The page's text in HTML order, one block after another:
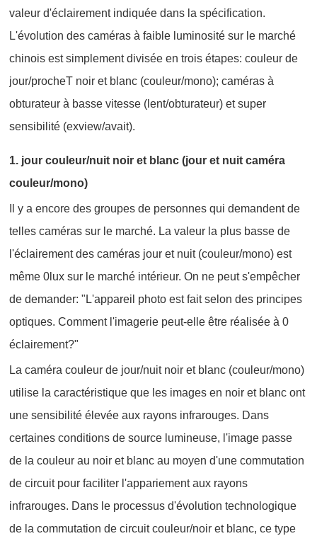
valeur d'éclairement indiquée dans la spécification.
L'évolution des caméras à faible luminosité sur le marché
chinois est simplement divisée en trois étapes: couleur de
jour/procheT noir et blanc (couleur/mono); caméras à
obturateur à basse vitesse (lent/obturateur) et super
sensibilité (exview/avait).
1. jour couleur/nuit noir et blanc (jour et nuit caméra
couleur/mono)
Il y a encore des groupes de personnes qui demandent de
telles caméras sur le marché. La valeur la plus basse de
l'éclairement des caméras jour et nuit (couleur/mono) est
même 0lux sur le marché intérieur. On ne peut s'empêcher
de demander: "L'appareil photo est fait selon des principes
optiques. Comment l'imagerie peut-elle être réalisée à 0
éclairement?"
La caméra couleur de jour/nuit noir et blanc (couleur/mono)
utilise la caractéristique que les images en noir et blanc ont
une sensibilité élevée aux rayons infrarouges. Dans
certaines conditions de source lumineuse, l'image passe
de la couleur au noir et blanc au moyen d'une commutation
de circuit pour faciliter l'appariement aux rayons
infrarouges. Dans le processus d'évolution technologique
de la commutation de circuit couleur/noir et blanc, ce type